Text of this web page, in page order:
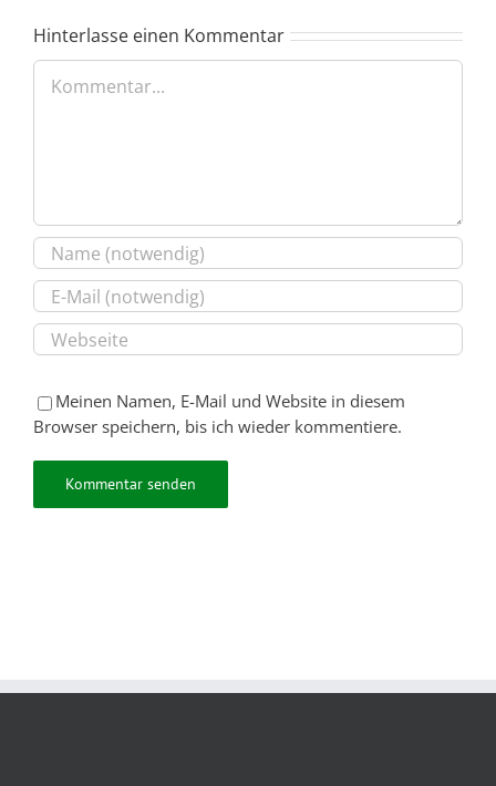
Hinterlasse einen Kommentar
Kommentar
Meinen Namen, E-Mail und Website in diesem
Browser speichern, bis ich wieder kommentiere.